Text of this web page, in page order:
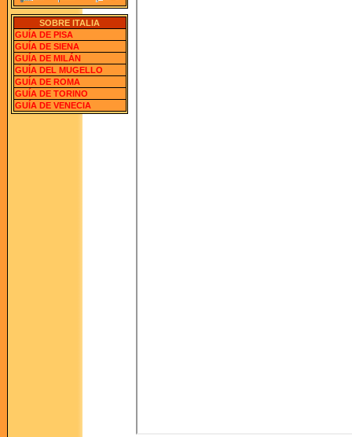
SOBRE ITALIA
GUÍA DE PISA
GUÍA DE SIENA
GUÍA DE MILÁN
GUÍA DEL MUGELLO
GUÍA DE ROMA
GUÍA DE TORINO
GUÍA DE VENECIA